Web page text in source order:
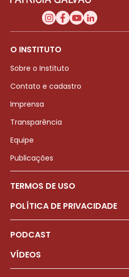
O INSTITUTO
Sobre o Instituto
Contato e cadastro
Imprensa
Transparência
Equipe
Publicações
TERMOS DE USO
POLÍTICA DE PRIVACIDADE
PODCAST
VÍDEOS